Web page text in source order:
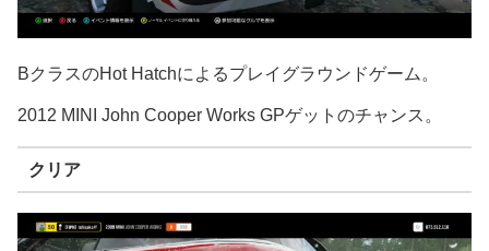
BクラスのHot Hatchによるプレイグラウンドゲーム。
2012 MINI John Cooper Works GPゲットのチャンス。
クリア